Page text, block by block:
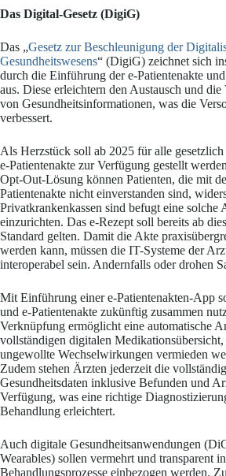
Das Digital-Gesetz (DigiG)
Das „Gesetz zur Beschleunigung der
Gesundheitswesens“ (DigiG) zeichnet sich
durch die Einführung der e-Patientenakte
aus. Diese erleichtern den Austausch und
von Gesundheitsinformationen, was die
verbessert.
Als Herzstück soll ab 2025 für alle
e-Patientenakte zur Verfügung gestellt
Opt-Out-Lösung können Patienten, die mit
Patientenakte nicht einverstanden sind,
Privatkrankenkassen sind befugt eine solche
einzurichten. Das e-Rezept soll bereits ab
Standard gelten. Damit die Akte
werden kann, müssen die IT-Systeme der
interoperabel sein. Andernfalls oder drohen
Mit Einführung einer e-Patientenakten-App
und e-Patientenakte zukünftig zusammen
Verknüpfung ermöglicht eine automatische
vollständigen digitalen
ungewollte Wechselwirkungen vermieden
Zudem stehen Ärzten jederzeit die
Gesundheitsdaten inklusive Befunden und
Verfügung, was eine richtige
Behandlung erleichtert.
Auch digitale Gesundheitsanwendungen
Wearables) sollen vermehrt und transparent
Behandlungsprozesse einbezogen werden.